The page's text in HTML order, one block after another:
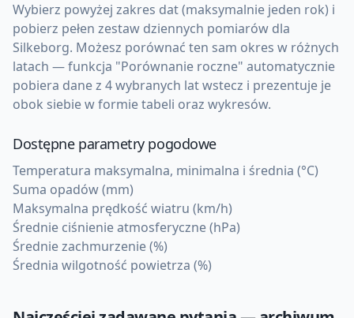
Wybierz powyżej zakres dat (maksymalnie jeden rok) i
pobierz pełen zestaw dziennych pomiarów dla
Silkeborg. Możesz porównać ten sam okres w różnych
latach — funkcja "Porównanie roczne" automatycznie
pobiera dane z 4 wybranych lat wstecz i prezentuje je
obok siebie w formie tabeli oraz wykresów.
Dostępne parametry pogodowe
Temperatura maksymalna, minimalna i średnia (°C)
Suma opadów (mm)
Maksymalna prędkość wiatru (km/h)
Średnie ciśnienie atmosferyczne (hPa)
Średnie zachmurzenie (%)
Średnia wilgotność powietrza (%)